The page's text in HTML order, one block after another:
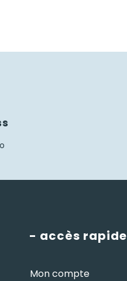
- accès rapide
Mon compte